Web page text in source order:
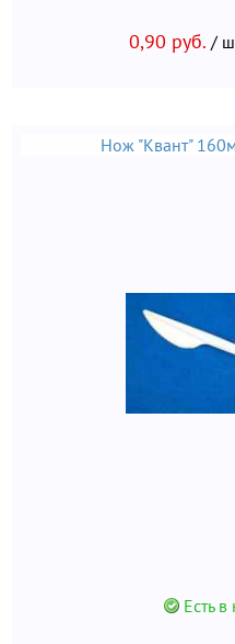
0,90 руб. /
Нож "Квант"
Есть